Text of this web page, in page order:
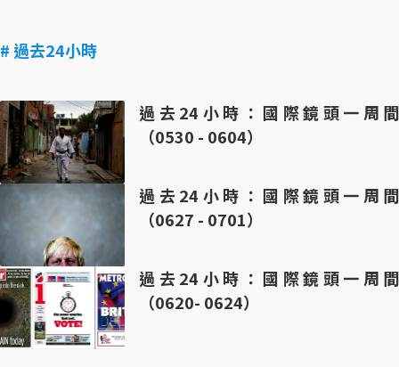
# 過去24小時
過去24小時：國際鏡頭一周間
（0530 - 0604）
過去24小時：國際鏡頭一周間
（0627 - 0701）
過去24小時：國際鏡頭一周間
（0620- 0624）